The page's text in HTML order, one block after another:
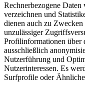
Rechnerbezogene Daten
verzeichnen und
dienen auch zu
unzulässiger
Profilinformationen über
ausschließlich
Nutzerführung und
Nutzerinteressen. Es
Surfprofile oder